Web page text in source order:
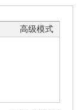
高级模式